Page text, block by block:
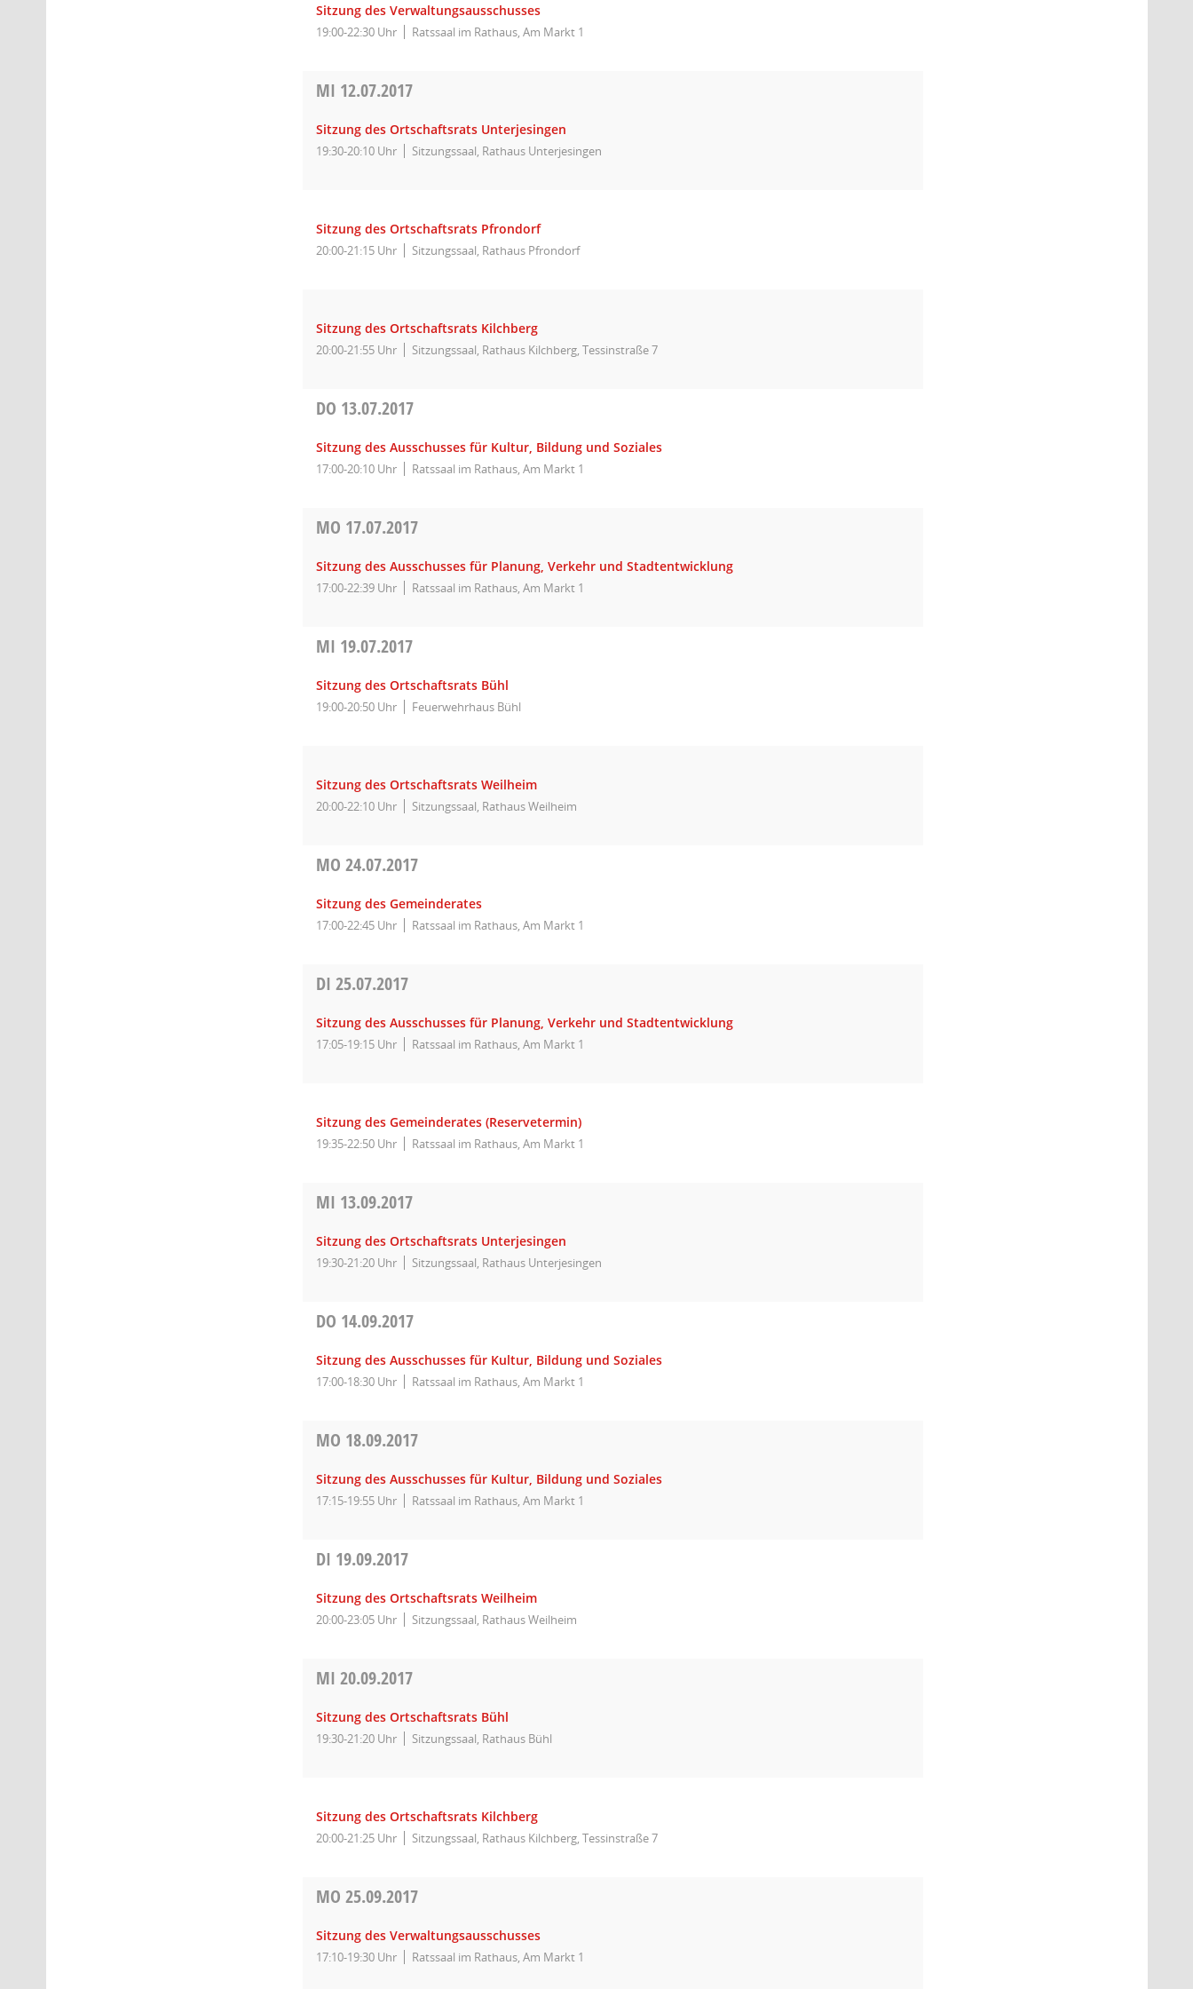
Sitzung des Verwaltungsausschusses
19:00-22:30 Uhr Ratssaal im Rathaus, Am Markt 1
MI 12.07.2017
Sitzung des Ortschaftsrats Unterjesingen
19:30-20:10 Uhr Sitzungssaal, Rathaus Unterjesingen
Sitzung des Ortschaftsrats Pfrondorf
20:00-21:15 Uhr Sitzungssaal, Rathaus Pfrondorf
Sitzung des Ortschaftsrats Kilchberg
20:00-21:55 Uhr Sitzungssaal, Rathaus Kilchberg, Tessinstraße 7
DO 13.07.2017
Sitzung des Ausschusses für Kultur, Bildung und Soziales
17:00-20:10 Uhr Ratssaal im Rathaus, Am Markt 1
MO 17.07.2017
Sitzung des Ausschusses für Planung, Verkehr und Stadtentwicklung
17:00-22:39 Uhr Ratssaal im Rathaus, Am Markt 1
MI 19.07.2017
Sitzung des Ortschaftsrats Bühl
19:00-20:50 Uhr Feuerwehrhaus Bühl
Sitzung des Ortschaftsrats Weilheim
20:00-22:10 Uhr Sitzungssaal, Rathaus Weilheim
MO24.07.2017
Sitzung des Gemeinderates
17:00-22:45 Uhr Ratssaal im Rathaus, Am Markt 1
DI25.07.2017
Sitzung des Ausschusses für Planung, Verkehr und Stadtentwicklung
17:05-19:15 Uhr Ratssaal im Rathaus, Am Markt 1
Sitzung des Gemeinderates (Reservetermin)
19:35-22:50 Uhr Ratssaal im Rathaus, Am Markt 1
MI 13.09.2017
Sitzung des Ortschaftsrats Unterjesingen
19:30-21:20 Uhr Sitzungssaal, Rathaus Unterjesingen
DO 14.09.2017
Sitzung des Ausschusses für Kultur, Bildung und Soziales
17:00-18:30 Uhr Ratssaal im Rathaus, Am Markt 1
MO 18.09.2017
Sitzung des Ausschusses für Kultur, Bildung und Soziales
17:15-19:55 Uhr Ratssaal im Rathaus, Am Markt 1
DI 19.09.2017
Sitzung des Ortschaftsrats Weilheim
20:00-23:05 Uhr Sitzungssaal, Rathaus Weilheim
MI20.09.2017
Sitzung des Ortschaftsrats Bühl
19:30-21:20 Uhr Sitzungssaal, Rathaus Bühl
Sitzung des Ortschaftsrats Kilchberg
20:00-21:25 Uhr Sitzungssaal, Rathaus Kilchberg, Tessinstraße 7
MO25.09.2017
Sitzung des Verwaltungsausschusses
17:10-19:30 Uhr Ratssaal im Rathaus, Am Markt 1